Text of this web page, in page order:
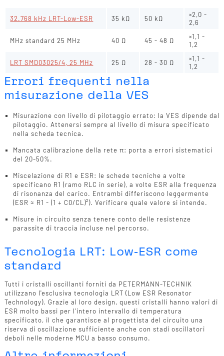
32.768 kHz LRT-Low-ESR 35 kΩ 50 kΩ
×2,0 -
2,6
MHz standard 25 MHz 40 Ω 45 - 48 Ω
×1,1 -
1,2
LRT SMD03025/4, 25 MHz 25 Ω 28 - 30 Ω
×1,1 -
1,2
Errori frequenti nella
misurazione della VES
Misurazione con livello di pilotaggio errato: la VES dipende dal
pilotaggio. Attenersi sempre al livello di misura specificato
nella scheda tecnica.
Mancata calibrazione della rete π: porta a errori sistematici
del 20-50%.
Miscelazione di R1 e ESR: le schede tecniche a volte
specificano R1 (ramo RLC in serie), a volte ESR alla frequenza
di risonanza del carico. Entrambi differiscono leggermente
(ESR ≈ R1 - (1 + C0/CL)²). Verificare quale valore si intende.
Misure in circuito senza tenere conto delle resistenze
parassite di traccia incluse nel percorso.
Tecnologia LRT: Low-ESR come
standard
Tutti i cristalli oscillanti forniti da PETERMANN-TECHNIK
utilizzano l'esclusiva tecnologia LRT (Low ESR Resonator
Technology). Grazie al loro design, questi cristalli hanno valori di
ESR molto bassi per l'intero intervallo di temperatura
specificato, il che garantisce al progettista del circuito una
riserva di oscillazione sufficiente anche con stadi oscillatori
deboli nelle moderne MCU a basso consumo.